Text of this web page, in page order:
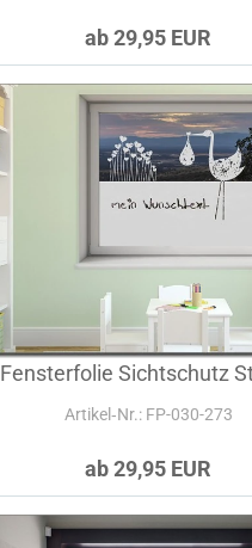
ab 29,95 EUR
Fensterfolie Sichtschutz
Artikel‑Nr.: FP-030-273
ab 29,95 EUR